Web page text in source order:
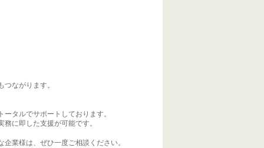
ながります。
タルでサポートしております。
に即した支援が可能です。
業様は、ぜひ一度ご相談ください。